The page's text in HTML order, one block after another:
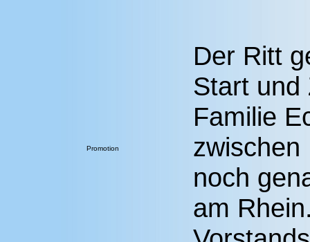
Promotion
Der Ritt
Start und
Familie
zwischen
noch
am